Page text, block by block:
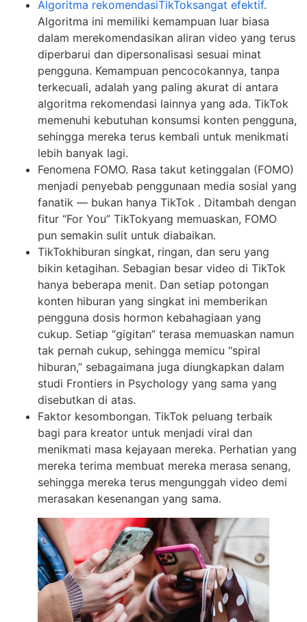
Algoritma rekomendasiTikToksangat efektif.
Algoritma ini memiliki kemampuan luar biasa
dalam merekomendasikan aliran video yang terus
diperbarui dan dipersonalisasi sesuai minat
pengguna. Kemampuan pencocokannya, tanpa
terkecuali, adalah yang paling akurat di antara
algoritma rekomendasi lainnya yang ada. TikTok
memenuhi kebutuhan konsumsi konten pengguna,
sehingga mereka terus kembali untuk menikmati
lebih banyak lagi.
Fenomena FOMO. Rasa takut ketinggalan (FOMO)
menjadi penyebab penggunaan media sosial yang
fanatik — bukan hanya TikTok . Ditambah dengan
fitur “For You” TikTokyang memuaskan, FOMO
pun semakin sulit untuk diabaikan.
TikTokhiburan singkat, ringan, dan seru yang
bikin ketagihan. Sebagian besar video di TikTok
hanya beberapa menit. Dan setiap potongan
konten hiburan yang singkat ini memberikan
pengguna dosis hormon kebahagiaan yang
cukup. Setiap “gigitan” terasa memuaskan namun
tak pernah cukup, sehingga memicu “spiral
hiburan,” sebagaimana juga diungkapkan dalam
studi Frontiers in Psychology yang sama yang
disebutkan di atas.
Faktor kesombongan. TikTok peluang terbaik
bagi para kreator untuk menjadi viral dan
menikmati masa kejayaan mereka. Perhatian yang
mereka terima membuat mereka merasa senang,
sehingga mereka terus mengunggah video demi
merasakan kesenangan yang sama.